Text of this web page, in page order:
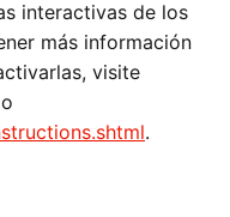
interactivas de los
más información
visite
o
.